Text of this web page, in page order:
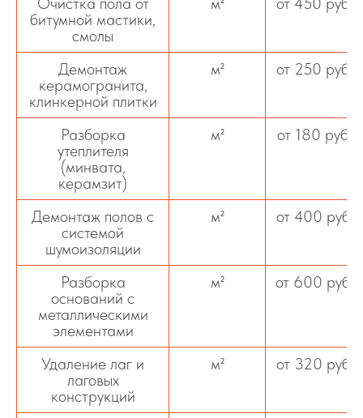
битумной мастики,
смолы
Демонтаж
керамогранита,
клинкерной плитки
м² от 250 руб
Разборка
утеплителя
(минвата,
керамзит)
м² от 180 руб
Демонтаж полов с
системой
шумоизоляции
м² от 400 руб
Разборка
оснований с
металлическими
элементами
м² от 600 руб
Удаление лаг и
лаговых
конструкций
м² от 320 руб